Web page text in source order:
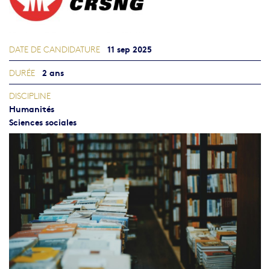
DATE DE CANDIDATURE 11 sep 2025
DURÉE 2 ans
DISCIPLINE
Humanités
Sciences sociales